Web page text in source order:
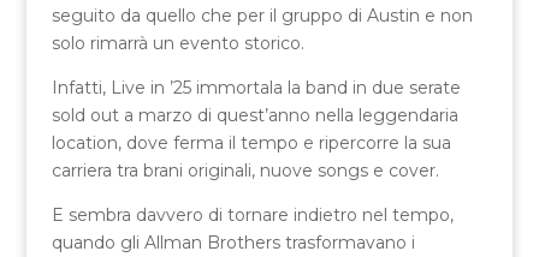
seguito da quello che per il gruppo di Austin e non
solo rimarrà un evento storico.
Infatti, Live in ’25 immortala la band in due serate
sold out a marzo di quest’anno nella leggendaria
location, dove ferma il tempo e ripercorre la sua
carriera tra brani originali, nuove songs e cover.
E sembra davvero di tornare indietro nel tempo,
quando gli Allman Brothers trasformavano i